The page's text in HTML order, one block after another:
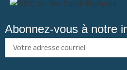
Abonnez-vous à notre